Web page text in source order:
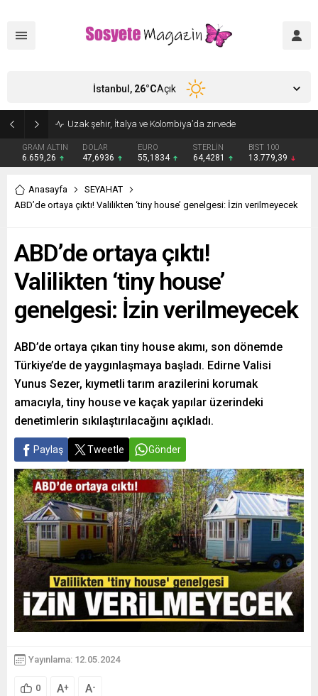
GRAM ALTIN
6.659,26
DOLAR
47,6936
EURO
55,1834
STERLİN
64,4281
BIST 100
13.779,39
İstanbul, 26°CAçık
Anasayfa
SEYAHAT
ABD’de ortaya çıktı! Valilikten ‘tiny house’ genelgesi: İzin verilmeyecek
ABD’de ortaya çıktı!
Valilikten ‘tiny house’
genelgesi: İzin verilmeyecek
ABD’de ortaya çıkan tiny house akımı, son dönemde
Türkiye’de de yaygınlaşmaya başladı. Edirne Valisi
Yunus Sezer, kıymetli tarım arazilerini korumak
amacıyla, tiny house ve kaçak yapılar üzerindeki
denetimlerin sıkılaştırılacağını açıkladı.
Paylaş Tweetle Gönder
Yayınlama: 12.05.2024
0 A+ A-